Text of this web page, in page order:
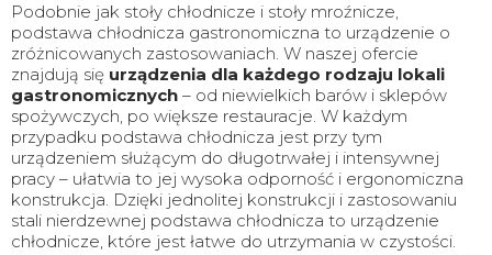
Podobnie jak stoły chłodnicze i stoły mroźnicze,
podstawa chłodnicza gastronomiczna to urządzenie o
zróżnicowanych zastosowaniach. W naszej ofercie
znajdują się urządzenia dla każdego rodzaju lokali
gastronomicznych – od niewielkich barów i sklepów
spożywczych, po większe restauracje. W każdym
przypadku podstawa chłodnicza jest przy tym
urządzeniem służącym do długotrwałej i intensywnej
pracy – ułatwia to jej wysoka odporność i ergonomiczna
konstrukcja. Dzięki jednolitej konstrukcji i zastosowaniu
stali nierdzewnej podstawa chłodnicza to urządzenie
chłodnicze, które jest łatwe do utrzymania w czystości.